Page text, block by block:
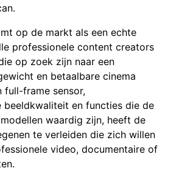
op de markt als een echte
professionele content creators
op zoek zijn naar een
en betaalbare cinema
full-frame sensor,
beeldkwaliteit en functies die de
waardig zijn, heeft de
te verleiden die zich willen
video, documentaire of